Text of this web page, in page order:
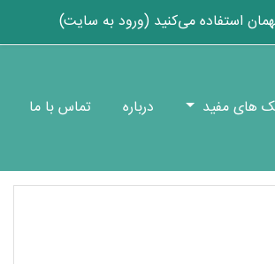
استفاده می‌کنید (ورود به سایت)
های مفید درباره تماس با ما